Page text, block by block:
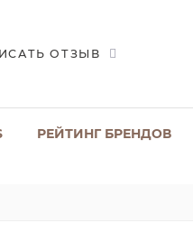
ОТЗЫВ
РЕЙТИНГ БРЕНДОВ